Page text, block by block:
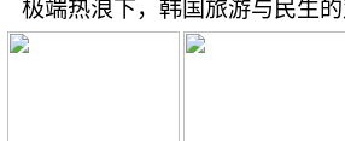
极端热浪下，韩国旅游与民生